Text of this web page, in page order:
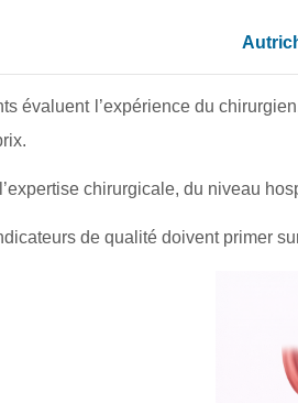
évaluent l’expérience du
chirurgicale, du niveau
de qualité doivent primer